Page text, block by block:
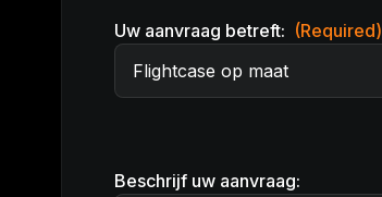
Uw aanvraag betreft: (Required)
Beschrijf uw aanvraag: